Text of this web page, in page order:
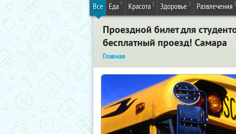
Все Еда 7 Красота 2 Здоровье 2 Развлечения
Проездной билет для
бесплатный проезд! Самара
Главная